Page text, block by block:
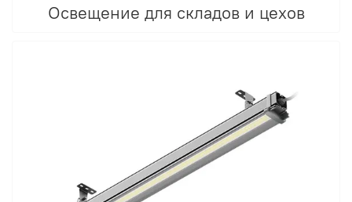
Освещение для складов и цехов